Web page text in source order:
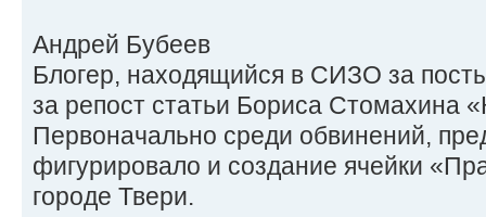
Андрей Бубеев
Блогер, находящийся в СИЗО за
за репост статьи Бориса Стомахина
Первоначально среди обвинений,
фигурировало и создание ячейки
городе Твери.